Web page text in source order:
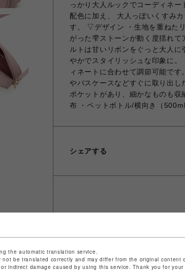
っかり大人ルックでコーディネ
配色に加え、 大人っぽいくすみ
す。 ▽デザイン ・生地を重ねた
がった雫ストーンが動く度揺れ
ルトは甘いリボンをぐっと大人
やかでスタイリッシュな印象に
ィネートに合わせて調節可能で
やパスケースなどすぐに取り出
ポケットがあり、細かなものも
布 ・ペットボトル/横向き（
シェアする
the automatic translation service.
be translated correctly and may differ from the original content
indirect damage caused by using this service. Thank you for your